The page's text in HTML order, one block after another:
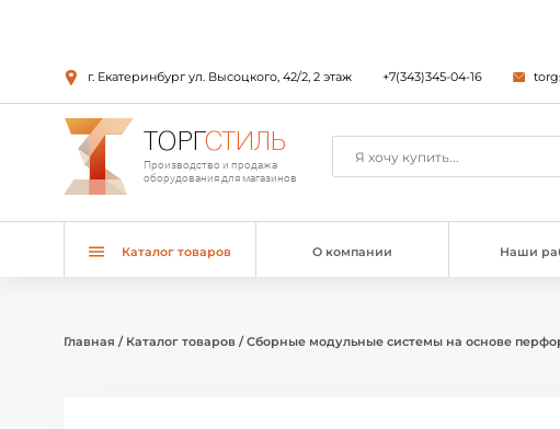
г. Екатеринбург ул. Высоцкого, 42/2, 2 этаж +7(343)345-04-16
ТОРГСТИЛЬ
Производство и продажа
оборудования для магазинов
Каталог товаров О компании Наши
Главная / Каталог товаров /Сборные модульные системы на основе